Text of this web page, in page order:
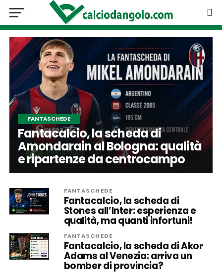
FANTASCHEDE
Fantacalcio, la scheda di
Amondarain al Bologna: qualità
e ripartenze da centrocampo
FANTASCHEDE
Fantacalcio, la scheda di
Stones all’Inter: esperienza e
qualità, ma quanti infortuni!
FANTASCHEDE
Fantacalcio, la scheda di Akor
Adams al Venezia: arriva un
bomber di provincia?